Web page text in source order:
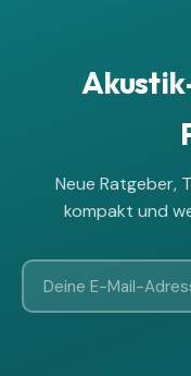
Neue Ratgeber,
kompakt und